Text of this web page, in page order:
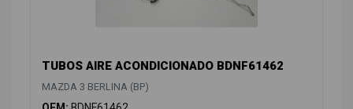
TUBOS AIRE ACONDICIONADO BDNF61462
MAZDA 3 BERLINA (BP)